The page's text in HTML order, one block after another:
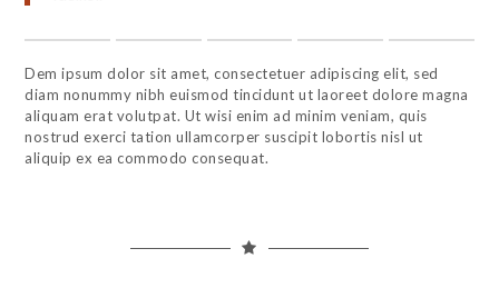
Dem ipsum dolor sit amet, consectetuer adipiscing elit, sed
diam nonummy nibh euismod tincidunt ut laoreet dolore magna
aliquam erat volutpat. Ut wisi enim ad minim veniam, quis
nostrud exerci tation ullamcorper suscipit lobortis nisl ut
aliquip ex ea commodo consequat.